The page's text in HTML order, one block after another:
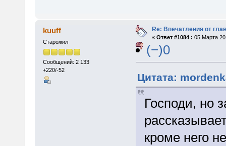
kuuff
Старожил
Сообщений: 2 133
+220/-52
Re: Впечатления от
« Ответ #1084 : 05 Марта
(−)0
Цитата:
Господи, но
кроме него